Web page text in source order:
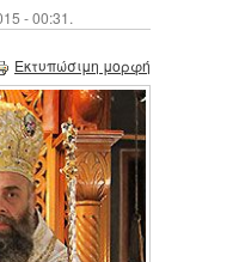
- 00:31.
Εκτυπώσιμη μορφή